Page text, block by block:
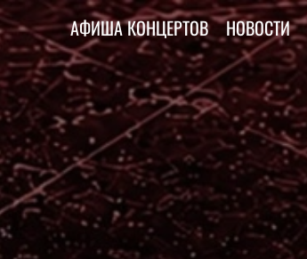
АФИША КОНЦЕРТОВ НОВОСТИ